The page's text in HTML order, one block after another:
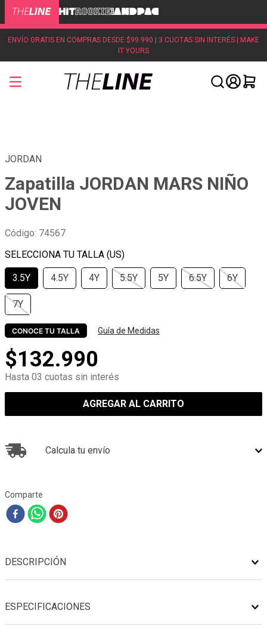
ENVÍO GRATIS EN COMPRAS DESDE $99.990 | 3 CUOTAS SIN INTERÉS | MAKE
IT YOURS
JORDAN
Zapatilla JORDAN MARS NIÑO
JOVEN
Código: 74567
3.5Y 4.5Y 4Y 5.5Y 5Y 6.5Y 6Y
7Y
CONOCE TU TALLA Guía de Medidas
$132.990
Hasta 03 cuotas sin interés
AGREGAR AL CARRITO
Calcula tu envío
Comparte
DESCRIPCIÓN
ESPECIFICACIONES